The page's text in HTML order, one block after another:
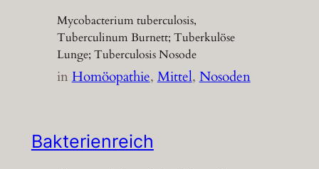
Mycobacterium tuberculosis,
Tuberculinum Burnett; Tuberkulöse
Lunge; Tuberculosis Nosode
inHomöopathie, Mittel, Nosoden
Bakterienreich